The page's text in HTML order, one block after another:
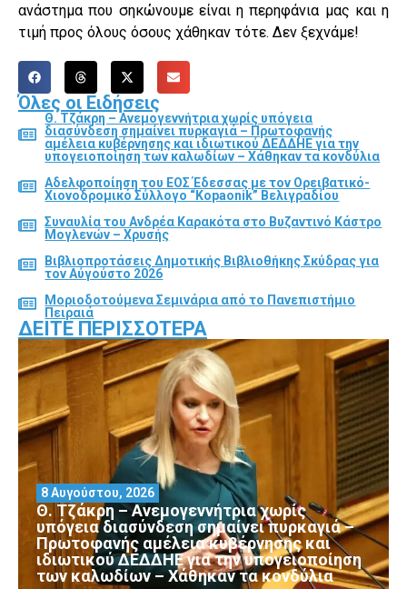
ανάστημα που σηκώνουμε είναι η περηφάνια μας και η
τιμή προς όλους όσους χάθηκαν τότε. Δεν ξεχνάμε!
Όλες οι Ειδήσεις
Θ. Τζάκρη – Ανεμογεννήτρια χωρίς υπόγεια
διασύνδεση σημαίνει πυρκαγιά – Πρωτοφανής
αμέλεια κυβέρνησης και ιδιωτικού ΔΕΔΔΗΕ για την
υπογειοποίηση των καλωδίων – Χάθηκαν τα κονδύλια
Αδελφοποίηση του ΕΟΣ Έδεσσας με τον Ορειβατικό-
Χιονοδρομικό Σύλλογο “Kopaonik” Βελιγραδίου
Συναυλία του Ανδρέα Καρακότα στο Βυζαντινό Κάστρο
Μογλενών – Χρυσής
Βιβλιοπροτάσεις Δημοτικής Βιβλιοθήκης Σκύδρας για
τον Αύγούστο 2026
Μοριοδοτούμενα Σεμινάρια από το Πανεπιστήμιο
Πειραιά
ΔΕΊΤΕ ΠΕΡΙΣΣΌΤΕΡΑ
Θ. Τζάκρη – Ανεμογεννήτρια χωρίς
υπόγεια διασύνδεση σημαίνει πυρκαγιά –
Πρωτοφανής αμέλεια κυβέρνησης και
ιδιωτικού ΔΕΔΔΗΕ για την υπογειοποίηση
των καλωδίων – Χάθηκαν τα κονδύλια
8 Αυγούστου, 2026